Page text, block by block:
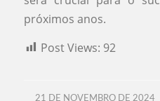
próximos anos.
Post Views: 92
21 DE NOVEMBRO DE 2024